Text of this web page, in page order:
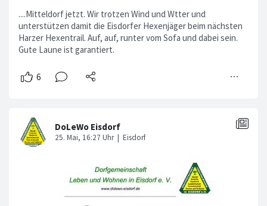
....Mitteldorf jetzt. Wir trotzen Wind und Wtter und
unterstützen damit die Eisdorfer Hexenjäger beim nächsten
Harzer Hexentrail. Auf, auf, runter vom Sofa und dabei sein.
Gute Laune ist garantiert.